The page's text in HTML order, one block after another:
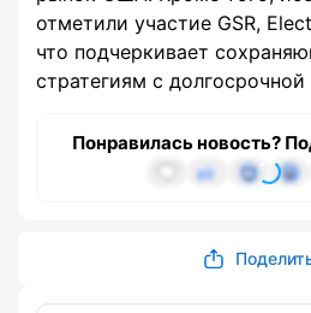
отметили участие GSR,
что подчеркивает
стратегиям с
Понравилась новость?